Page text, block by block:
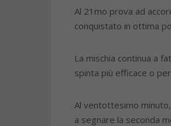
Al 21mo prova ad
conquistato in ottima
La mischia continua a
spinta più efficace o
Al ventottesimo
a segnare la seconda